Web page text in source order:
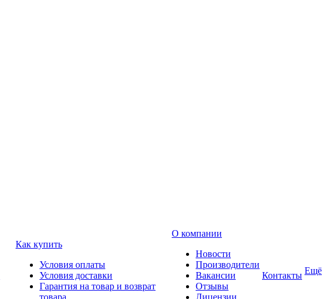
Как купить
Условия оплаты
Условия доставки
Гарантия на товар и возврат
товара
О компании
Новости
Производители
Вакансии
Отзывы
Лицензии
Контакты Ещё